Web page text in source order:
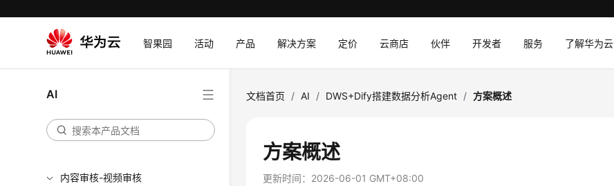
智果园 活动 产品 解决方案 定价 云商店 伙伴 开发者 服务 了解华为云
AI
语音识别-隐私通话内容分析
基于开源模型构建高可用AIGC应
内容审核-视频审核
文档首页 / AI / DWS+Dify搭建数据分析Agent / 方案概述
方案概述
更新时间： 2026-06-01 GMT+08:00